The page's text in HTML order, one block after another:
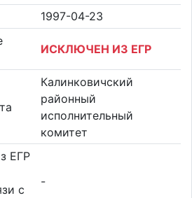
1997-04-23
ИСКЛЮЧЕН ИЗ ЕГР
Калинковичский
районный
исполнительный
комитет
ЕГР
с
-